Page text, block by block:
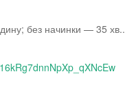
без начинки — 35 хв..